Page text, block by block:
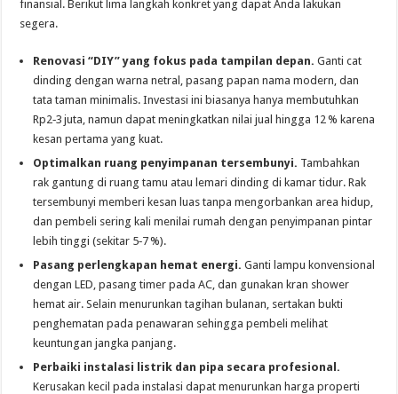
finansial. Berikut lima langkah konkret yang dapat Anda lakukan
segera.
Renovasi “DIY” yang fokus pada tampilan depan. Ganti cat
dinding dengan warna netral, pasang papan nama modern, dan
tata taman minimalis. Investasi ini biasanya hanya membutuhkan
Rp2‑3 juta, namun dapat meningkatkan nilai jual hingga 12 % karena
kesan pertama yang kuat.
Optimalkan ruang penyimpanan tersembunyi. Tambahkan
rak gantung di ruang tamu atau lemari dinding di kamar tidur. Rak
tersembunyi memberi kesan luas tanpa mengorbankan area hidup,
dan pembeli sering kali menilai rumah dengan penyimpanan pintar
lebih tinggi (sekitar 5‑7 %).
Pasang perlengkapan hemat energi. Ganti lampu konvensional
dengan LED, pasang timer pada AC, dan gunakan kran shower
hemat air. Selain menurunkan tagihan bulanan, sertakan bukti
penghematan pada penawaran sehingga pembeli melihat
keuntungan jangka panjang.
Perbaiki instalasi listrik dan pipa secara profesional.
Kerusakan kecil pada instalasi dapat menurunkan harga properti